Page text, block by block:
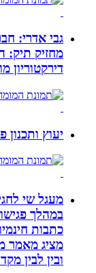
גבי אדרי: חבר
מחזיק תיק:
דירקטוריון
יעוץ ותכנון פיננסי
מעגל שי לחגים
במהלך פגישות
כתבות חינמיות
מציג מאמר
ובין לבין מקדם